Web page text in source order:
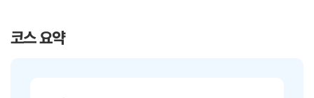
높아지고 터미널 주변의 상업·행정시설이 나타나며,
도심 구간으로 진입하게 된다.
코스 요약